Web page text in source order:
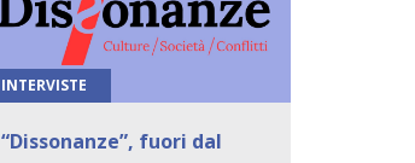
INTERVISTE
“Dissonanze”, fuori dal